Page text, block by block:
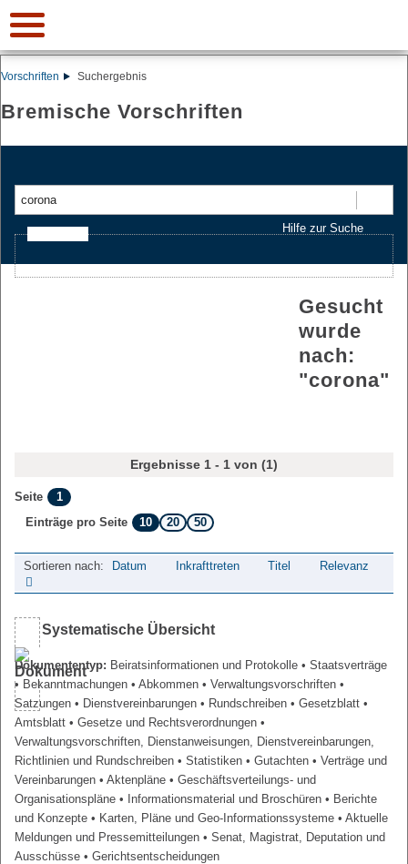
Vorschriften Suchergebnis
Bremische Vorschriften
Hilfe zur Suche
Gesucht
wurde
nach:
"corona"
Ergebnisse 1 - 1 von (1)
Seite
1
Einträge pro Seite
10 20 50
Sortieren nach: Datum Inkrafttreten Titel Relevanz
Systematische Übersicht
Dokumententyp: Beiratsinformationen und Protokolle • Staatsverträge
• Bekanntmachungen • Abkommen • Verwaltungsvorschriften •
Satzungen • Dienstvereinbarungen • Rundschreiben • Gesetzblatt •
Amtsblatt • Gesetze und Rechtsverordnungen •
Verwaltungsvorschriften, Dienstanweisungen, Dienstvereinbarungen,
Richtlinien und Rundschreiben • Statistiken • Gutachten • Verträge und
Vereinbarungen • Aktenpläne • Geschäftsverteilungs- und
Organisationspläne • Informationsmaterial und Broschüren • Berichte
und Konzepte • Karten, Pläne und Geo-Informationssysteme • Aktuelle
Meldungen und Pressemitteilungen • Senat, Magistrat, Deputation und
Ausschüsse • Gerichtsentscheidungen